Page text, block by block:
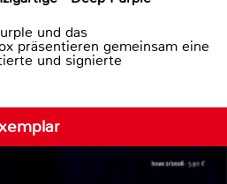
und das
präsentieren gemeinsam eine
und signierte